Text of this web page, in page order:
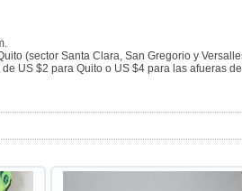
(sector Santa Clara, San Gregorio y
US $2 para Quito o US $4 para las afueras